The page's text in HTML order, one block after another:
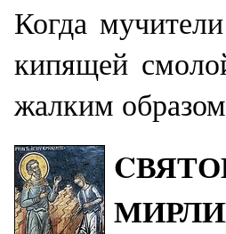
Когда
кипя­щей
жалким